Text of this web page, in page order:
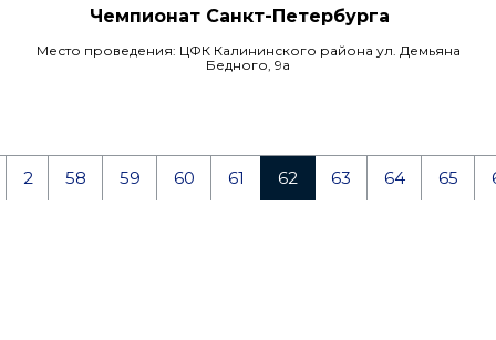
Чемпионат Санкт-Петербурга
Место проведения: ЦФК Калининского района ул. Демьяна
Бедного, 9а
2 58 59 60 61 62 63 64 65